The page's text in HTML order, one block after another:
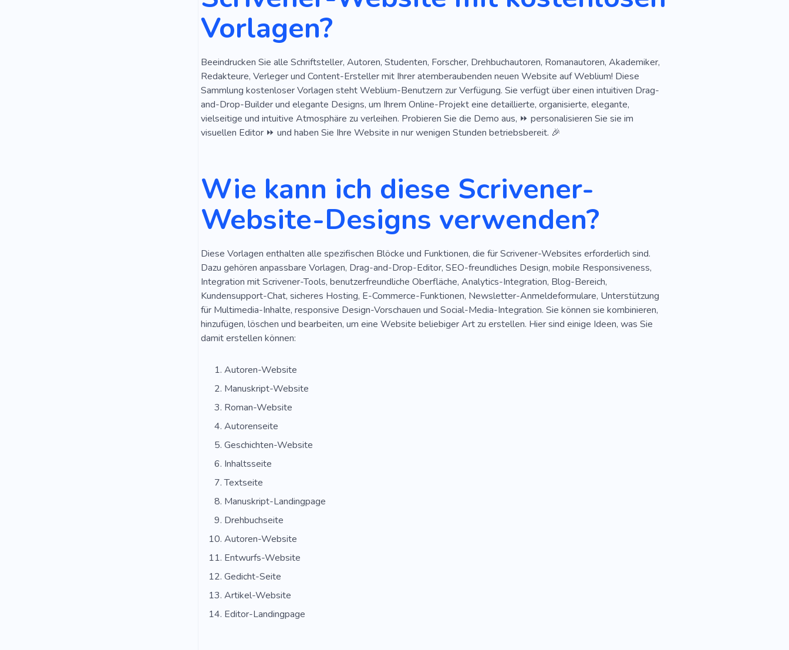
Vorlagen?
Beeindrucken Sie alle Schriftsteller, Autoren, Studenten, Forscher, Drehbuchautoren, Romanautoren, Akademiker,
Redakteure, Verleger und Content-Ersteller mit Ihrer atemberaubenden neuen Website auf Weblium! Diese
Sammlung kostenloser Vorlagen steht Weblium-Benutzern zur Verfügung. Sie verfügt über einen intuitiven Drag-
and-Drop-Builder und elegante Designs, um Ihrem Online-Projekt eine detaillierte, organisierte, elegante,
vielseitige und intuitive Atmosphäre zu verleihen. Probieren Sie die Demo aus, ⏩ personalisieren Sie sie im
visuellen Editor ⏩ und haben Sie Ihre Website in nur wenigen Stunden betriebsbereit. 🎉
Wie kann ich diese Scrivener-
Website-Designs verwenden?
Diese Vorlagen enthalten alle spezifischen Blöcke und Funktionen, die für Scrivener-Websites erforderlich sind.
Dazu gehören anpassbare Vorlagen, Drag-and-Drop-Editor, SEO-freundliches Design, mobile Responsiveness,
Integration mit Scrivener-Tools, benutzerfreundliche Oberfläche, Analytics-Integration, Blog-Bereich,
Kundensupport-Chat, sicheres Hosting, E-Commerce-Funktionen, Newsletter-Anmeldeformulare, Unterstützung
für Multimedia-Inhalte, responsive Design-Vorschauen und Social-Media-Integration. Sie können sie kombinieren,
hinzufügen, löschen und bearbeiten, um eine Website beliebiger Art zu erstellen. Hier sind einige Ideen, was Sie
damit erstellen können:
Autoren-Website
Manuskript-Website
Roman-Website
Autorenseite
Geschichten-Website
Inhaltsseite
Textseite
Manuskript-Landingpage
Drehbuchseite
Autoren-Website
Entwurfs-Website
Gedicht-Seite
Artikel-Website
Editor-Landingpage